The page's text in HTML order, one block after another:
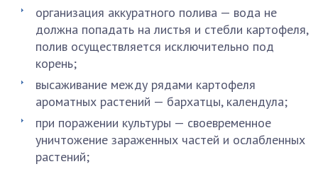
организация аккуратного полива — вода не
должна попадать на листья и стебли картофеля,
полив осуществляется исключительно под
корень;
высаживание между рядами картофеля
ароматных растений — бархатцы, календула;
при поражении культуры — своевременное
уничтожение зараженных частей и ослабленных
растений;